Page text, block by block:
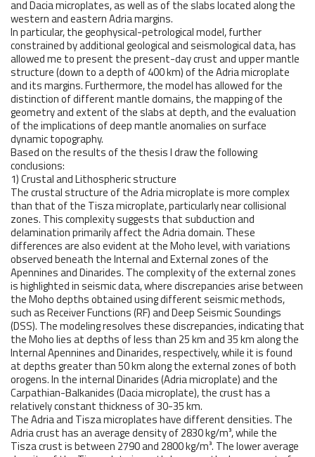
and Dacia microplates, as well as of the slabs located along the
western and eastern Adria margins.
In particular, the geophysical-petrological model, further
constrained by additional geological and seismological data, has
allowed me to present the present-day crust and upper mantle
structure (down to a depth of 400 km) of the Adria microplate
and its margins. Furthermore, the model has allowed for the
distinction of different mantle domains, the mapping of the
geometry and extent of the slabs at depth, and the evaluation
of the implications of deep mantle anomalies on surface
dynamic topography.
Based on the results of the thesis I draw the following
conclusions:
1) Crustal and Lithospheric structure
The crustal structure of the Adria microplate is more complex
than that of the Tisza microplate, particularly near collisional
zones. This complexity suggests that subduction and
delamination primarily affect the Adria domain. These
differences are also evident at the Moho level, with variations
observed beneath the Internal and External zones of the
Apennines and Dinarides. The complexity of the external zones
is highlighted in seismic data, where discrepancies arise between
the Moho depths obtained using different seismic methods,
such as Receiver Functions (RF) and Deep Seismic Soundings
(DSS). The modeling resolves these discrepancies, indicating that
the Moho lies at depths of less than 25 km and 35 km along the
Internal Apennines and Dinarides, respectively, while it is found
at depths greater than 50 km along the external zones of both
orogens. In the internal Dinarides (Adria microplate) and the
Carpathian-Balkanides (Dacia microplate), the crust has a
relatively constant thickness of 30-35 km.
The Adria and Tisza microplates have different densities. The
Adria crust has an average density of 2830 kg/m³, while the
Tisza crust is between 2790 and 2800 kg/m³. The lower average